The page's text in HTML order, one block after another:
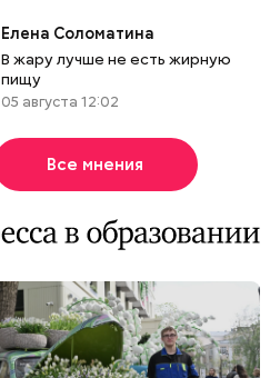
Елена Соломатина
В жару лучше не есть жирную
пищу
05 августа 12:02
Все мнения